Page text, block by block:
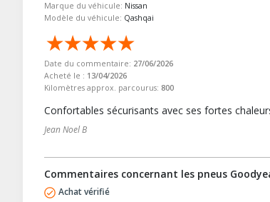
Marque du véhicule: Nissan
Modèle du véhicule: Qashqai
Date du commentaire: 27/06/2026
Acheté le : 13/04/2026
Kilomètres approx. parcourus: 800
Confortables sécurisants avec ses fortes
Jean Noel B
Commentaires concernant les pneus
Achat vérifié